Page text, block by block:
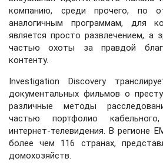
компанию, среди прочего, по
аналогичным программам, для
является просто развлечением, а
частью охоты за правдой
контенту.
Investigation Discovery
документальных фильмов о
различные методы
частью портфолио
интернет-телевидения. В регионе
более чем 116 странах,
домохозяйств.